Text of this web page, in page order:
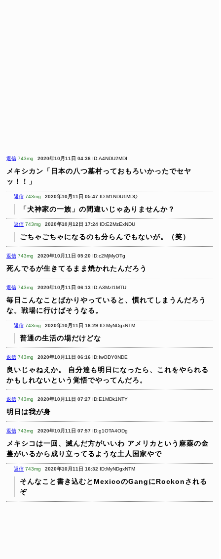
返信 743mg 2020年10月11日 04:36 ID:A4NDU2MDI
メキシカン「日本の八つ墓村っておもろいかったでセヤ
ッ！！」
返信 743mg 2020年10月11日 05:47 ID:M1NDU1MDQ
「犬神家の一族」の間違いじゃありませんか？
返信 743mg 2020年10月12日 17:24 ID:E2MzExNDU
ごちゃごちゃになるのも分らんでもないが。（笑）
返信 743mg 2020年10月11日 05:20 ID:c2MjMyOTg
死んでるが生きてるまま焼かれたんだろう
返信 743mg 2020年10月11日 06:13 ID:A3MzI1MTU
毎日こんなことばかりやっていると、慣れてしまうんだろう
な。戦場に行けばそうなる。
返信 743mg 2020年10月11日 16:29 ID:MyNDgxNTM
普通の生活の場だけどな
返信 743mg 2020年10月11日 06:16 ID:IwODY0NDE
良いじゃねえか。
自分達も明日になったら、これをやられる
かもしれないという覚悟でやってんだろ。
返信 743mg 2020年10月11日 07:27 ID:E1MDk1NTY
明日は我が身
返信 743mg 2020年10月11日 07:57 ID:g1OTA4ODg
メキシコは一回、滅んだ方がいいわ アメリカという麻薬の金
蔓がいるから成り立ってるような土人国家やで
返信 743mg 2020年10月11日 16:32 ID:MyNDgxNTM
そんなこと書き込むとMexicoのGangにRockonされる
ぞ